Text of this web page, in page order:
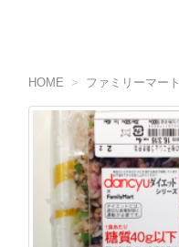
HOME > ファミリーマート